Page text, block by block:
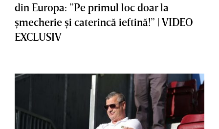
din Europa: ”Pe primul loc doar la
şmecherie şi caterincă ieftină!” | VIDEO
EXCLUSIV